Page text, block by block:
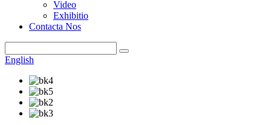
Video
Exhibitio
Contacta Nos
English